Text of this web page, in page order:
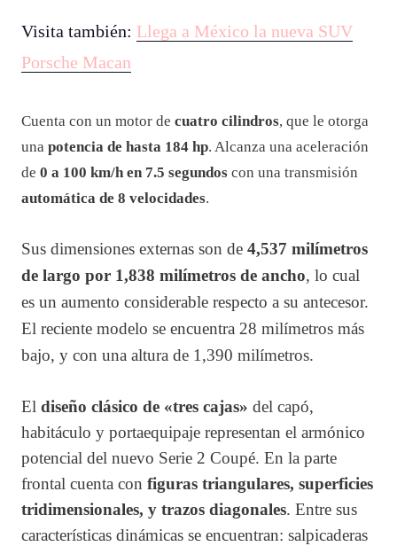
Visita también: Llega a México la nueva SUV
Porsche Macan
Cuenta con un motor de cuatro cilindros, que le otorga
una potencia de hasta 184 hp. Alcanza una aceleración
de 0 a 100 km/h en 7.5 segundos con una transmisión
automática de 8 velocidades.
Sus dimensiones externas son de 4,537 milímetros
de largo por 1,838 milímetros de ancho, lo cual
es un aumento considerable respecto a su antecesor.
El reciente modelo se encuentra 28 milímetros más
bajo, y con una altura de 1,390 milímetros.
El diseño clásico de «tres cajas» del capó,
habitáculo y portaequipaje representan el armónico
potencial del nuevo Serie 2 Coupé. En la parte
frontal cuenta con figuras triangulares, superficies
tridimensionales, y trazos diagonales. Entre sus
características dinámicas se encuentran: salpicaderas